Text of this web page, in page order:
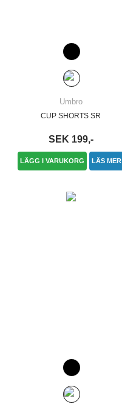
Umbro
CUP SHORTS SR
SEK 199,-
LÄGG I VARUKORG LÄS MER